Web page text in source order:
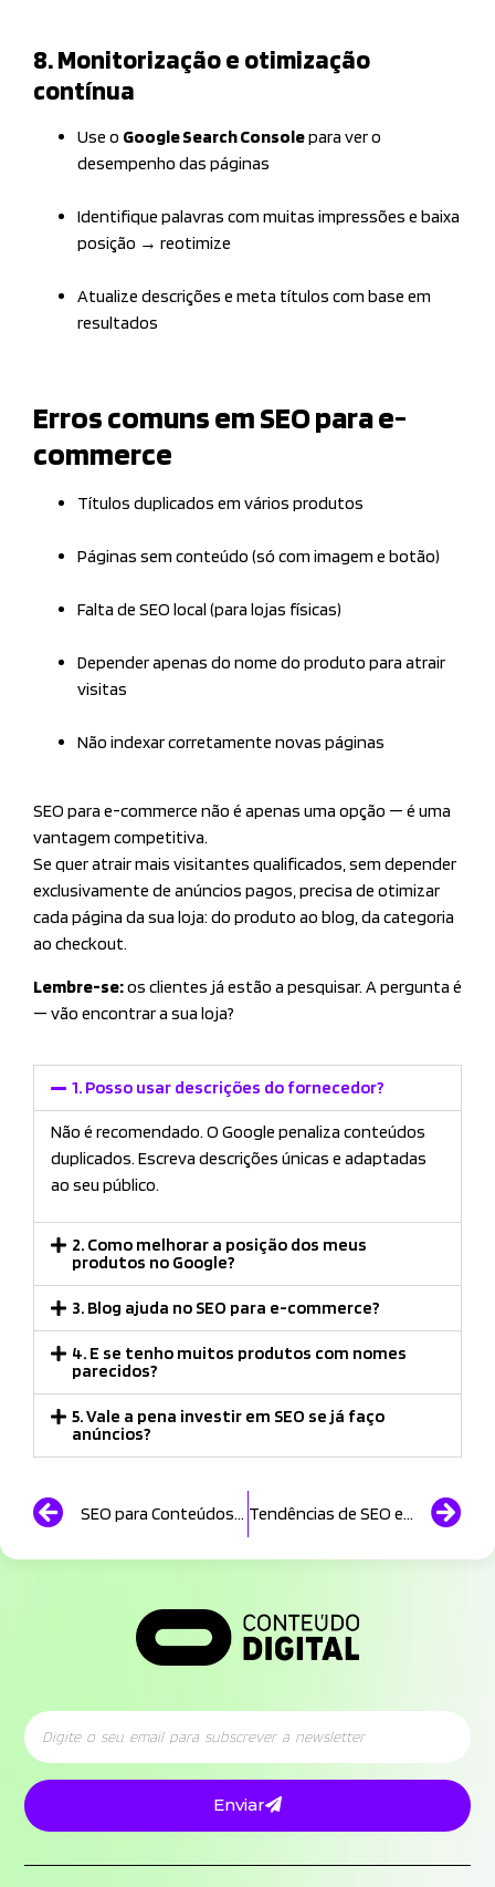
8. Monitorização e otimização
contínua
Use o Google Search Consolepara ver o
desempenho das páginas
Identifique palavras com muitas impressões e baixa
posição → reotimize
Atualize descrições e meta títulos com base em
resultados
Erros comuns em SEO para e-
commerce
Títulos duplicados em vários produtos
Páginas sem conteúdo (só com imagem e botão)
Falta de SEO local (para lojas físicas)
Depender apenas do nome do produto para atrair
visitas
Não indexar corretamente novas páginas
SEO para e-commerce não é apenas uma opção — é uma
vantagem competitiva.
Se quer atrair mais visitantes qualificados, sem depender
exclusivamente de anúncios pagos, precisa de otimizar
cada página da sua loja: do produto ao blog, da categoria
ao checkout.
Lembre-se:os clientes já estão a pesquisar. A pergunta é
— vão encontrar a sua loja?
1. Posso usar descrições do fornecedor?
Não é recomendado. O Google penaliza conteúdos
duplicados. Escreva descrições únicas e adaptadas
ao seu público.
2. Como melhorar a posição dos meus
produtos no Google?
3. Blog ajuda no SEO para e-commerce?
4. E se tenho muitos produtos com nomes
parecidos?
5. Vale a pena investir em SEO se já faço
anúncios?
SEO para Conteúdos Longos: como criar artigos que ranqueiam no Google Tendências de SEO e AEO para 2026: como adaptar a sua estratégia para a IA
Enviar